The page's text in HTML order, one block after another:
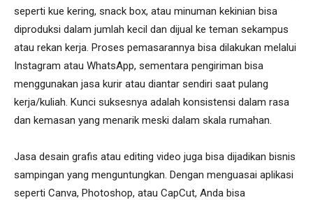
seperti kue kering, snack box, atau minuman kekinian bisa
diproduksi dalam jumlah kecil dan dijual ke teman sekampus
atau rekan kerja. Proses pemasarannya bisa dilakukan melalui
Instagram atau WhatsApp, sementara pengiriman bisa
menggunakan jasa kurir atau diantar sendiri saat pulang
kerja/kuliah. Kunci suksesnya adalah konsistensi dalam rasa
dan kemasan yang menarik meski dalam skala rumahan.
Jasa desain grafis atau editing video juga bisa dijadikan bisnis
sampingan yang menguntungkan. Dengan menguasai aplikasi
seperti Canva, Photoshop, atau CapCut, Anda bisa